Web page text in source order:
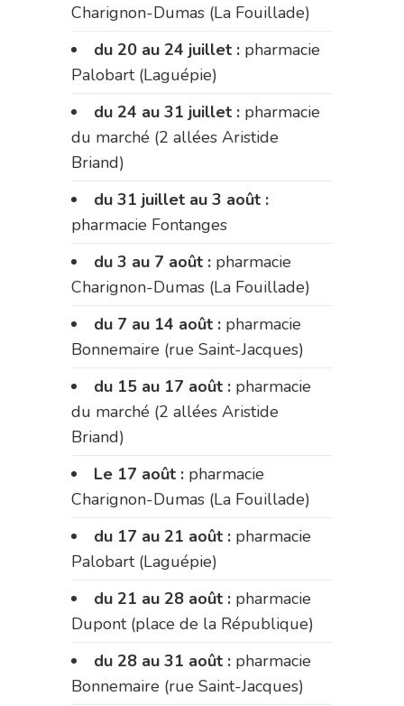
Charignon-Dumas (La Fouillade)
du 20 au 24 juillet : pharmacie
Palobart (Laguépie)
du 24 au 31 juillet : pharmacie
du marché (2 allées Aristide
Briand)
du 31 juillet au 3 août :
pharmacie Fontanges
du 3 au 7 août : pharmacie
Charignon-Dumas (La Fouillade)
du 7 au 14 août : pharmacie
Bonnemaire (rue Saint-Jacques)
du 15 au 17 août : pharmacie
du marché (2 allées Aristide
Briand)
Le 17 août : pharmacie
Charignon-Dumas (La Fouillade)
du 17 au 21 août : pharmacie
Palobart (Laguépie)
du 21 au 28 août : pharmacie
Dupont (place de la République)
du 28 au 31 août : pharmacie
Bonnemaire (rue Saint-Jacques)